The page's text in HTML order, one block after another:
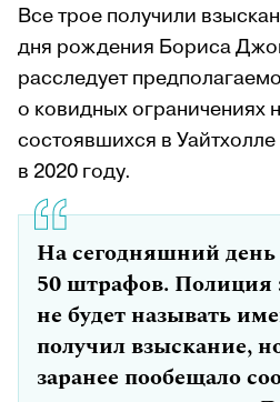
Все трое получили
дня рождения Бориса
расследует
о ковидных ограничениях
состоявшихся в
в 2020 году.
На сегодняшний
50 штрафов. Полиция
не будет называть
получил взыскание,
заранее пообещало